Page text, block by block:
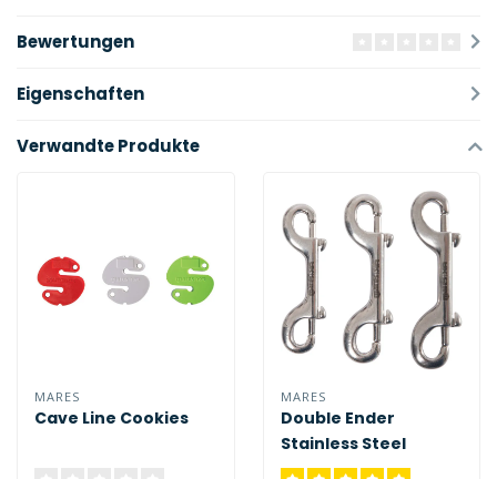
Bewertungen
Eigenschaften
Verwandte Produkte
MARES
Cave Line Cookies
MARES
Double Ender
Stainless Steel